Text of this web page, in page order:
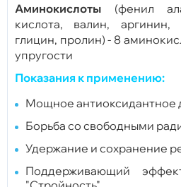
Аминокислоты (фенил
кислота, валин, аргинин,
глицин, пролин) - 8
упругости
Показания к применению:
Мощное антиоксидантное
Борьба со свободными
Удержание и сохранение
Поддерживающий